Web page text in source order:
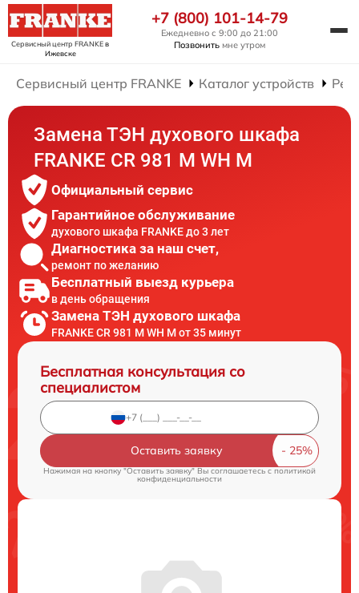
Сервисный центр FRANKEв
Ижевске
+7 (800) 101-14-79
Ежедневно с 9:00 до 21:00
Позвонить мне утром
Сервисный центр FRANKE Каталог устройств
Замена ТЭН духового шкафа
FRANKE CR 981 M WH M
Официальный сервис
Гарантийное обслуживание
духового шкафа FRANKE до 3 лет
Диагностика за наш счет,
ремонт по желанию
Бесплатный выезд курьера
в день обращения
Замена ТЭН духового шкафа
FRANKE CR 981 M WH M от 35 минут
Бесплатная консультация со
специалистом
Оставить заявку
Нажимая на кнопку "Оставить заявку" Вы соглашаетесь cполитикой
конфиденциальности